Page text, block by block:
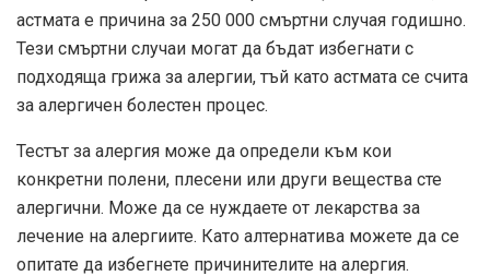
астмата е причина за 250 000 смъртни случая годишно.
Тези смъртни случаи могат да бъдат избегнати с
подходяща грижа за алергии, тъй като астмата се счита
за алергичен болестен процес.
Тестът за алергия може да определи към кои
конкретни полени, плесени или други вещества сте
алергични. Може да се нуждаете от лекарства за
лечение на алергиите. Като алтернатива можете да се
опитате да избегнете причинителите на алергия.